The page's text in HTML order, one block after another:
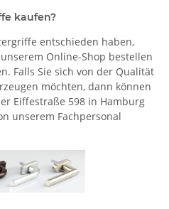
kaufen?
entschieden haben,
Online-Shop bestellen
Falls Sie sich von der Qualität
möchten, dann können
Eiffestraße 598 in Hamburg
unserem Fachpersonal